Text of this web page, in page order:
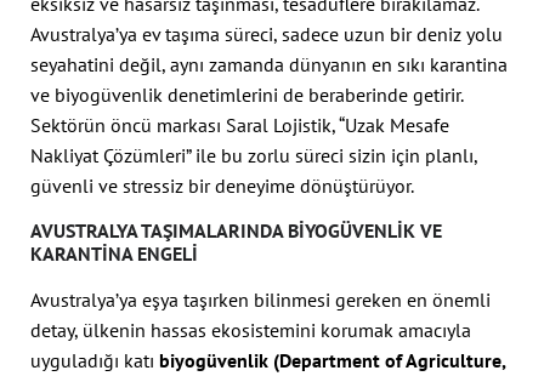
Avustralya’ya ev taşıma süreci, sadece uzun bir deniz yolu
seyahatini değil, aynı zamanda dünyanın en sıkı karantina
ve biyogüvenlik denetimlerini de beraberinde getirir.
Sektörün öncü markası Saral Lojistik, “Uzak Mesafe
Nakliyat Çözümleri” ile bu zorlu süreci sizin için planlı,
güvenli ve stressiz bir deneyime dönüştürüyor.
AVUSTRALYA TAŞIMALARINDA BIYOGÜVENLIK VE
KARANTINA ENGELI
Avustralya’ya eşya taşırken bilinmesi gereken en önemli
detay, ülkenin hassas ekosistemini korumak amacıyla
uyguladığı katı biyogüvenlik (Department of Agriculture,